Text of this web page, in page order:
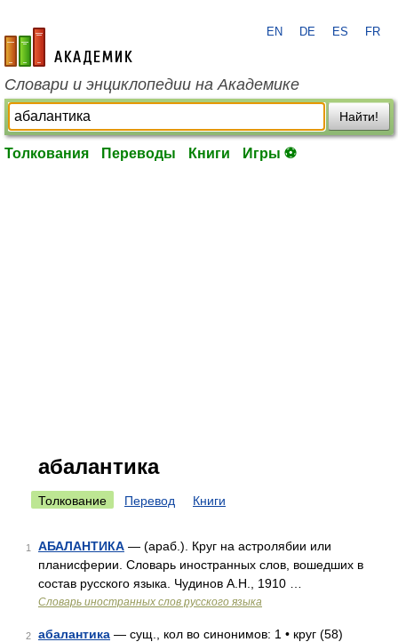
academic.ru
EN DE ES FR
Словари и энциклопедии на Академике
Найти!
Толкования Переводы Книги Игры ⚽
абалантика
Толкование Перевод Книги
1 АБАЛАНТИКА — (араб.). Круг на астролябии или
планисферии. Словарь иностранных слов, вошедших в
состав русского языка. Чудинов А.Н., 1910 …
Словарь иностранных слов русского языка
2 абалантика — сущ., кол во синонимов: 1 • круг (58)